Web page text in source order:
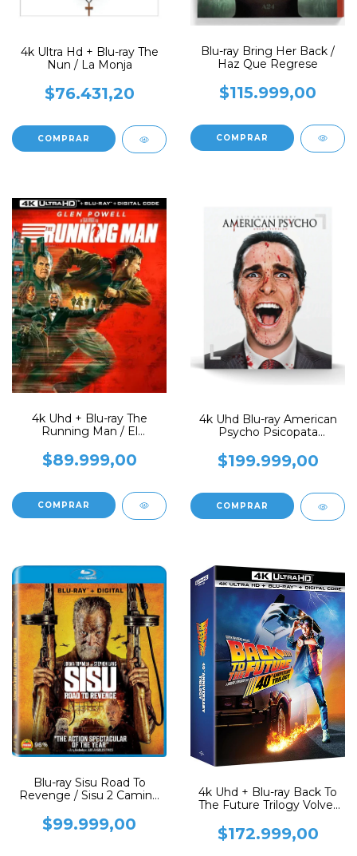
4k Ultra Hd + Blu-ray The
Nun / La Monja
$76.431,20
Blu-ray Bring Her Back /
Haz Que Regrese
$115.999,00
4k Uhd + Blu-ray The
Running Man / El
$89.999,00
4k Uhd Blu-ray American
Psycho Psicopata
$199.999,00
Blu-ray Sisu Road To
Revenge / Sisu 2 Camino
$99.999,00
4k Uhd + Blu-ray Back To
The Future Trilogy Volver
$172.999,00